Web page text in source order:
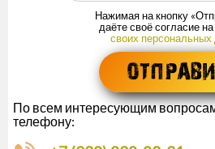
Нажимая на кнопку
даёте своё согласие на
своих персональных
По всем интересующим
телефону: